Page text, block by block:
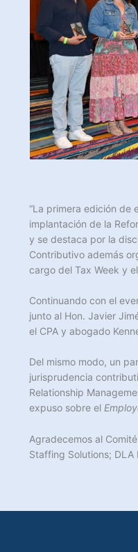
“La primera edición de
implantación de la
y se destaca por la
Contributivo además
cargo del Tax Week y
Continuando con el
junto al Hon. Javier
el CPA y abogado
Del mismo modo, un
jurisprudencia
Relationship
expuso sobre el
Agradecemos al
Staffing Solutions; DLA